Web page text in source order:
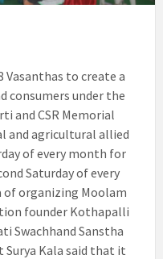
to create a
consumers under the
and CSR Memorial
and agricultural allied
of every month for
Saturday of every
of ​​organizing Moolam
founder Kothapalli
Swachhand Sanstha
Kala said that it